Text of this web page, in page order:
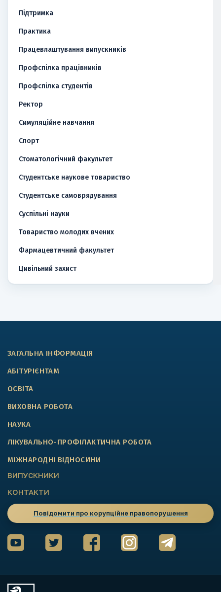
Підтримка
Практика
Працевлаштування випускників
Профспілка працівників
Профспілка студентів
Ректор
Симуляційне навчання
Спорт
Стоматологічний факультет
Студентське наукове товариство
Студентське самоврядування
Суспільні науки
Товариство молодих вчених
Фармацевтичний факультет
Цивільний захист
ЗАГАЛЬНА ІНФОРМАЦІЯ
АБІТУРІЄНТАМ
ОСВІТА
ВИХОВНА РОБОТА
НАУКА
ЛІКУВАЛЬНО-ПРОФІЛАКТИЧНА РОБОТА
МІЖНАРОДНІ ВІДНОСИНИ
ВИПУСКНИКИ
КОНТАКТИ
Повідомити про корупційне правопорушення